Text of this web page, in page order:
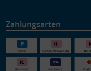
Zahlungsarten